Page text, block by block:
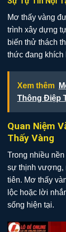
Mơ thấy vàng
trình xây dựng
biến thử thách
thức đang khích
Xem thêm
Thông Điệp
Quan Niệm
Thấy Vàng
Trong nhiều
sự thịnh vượng,
tiên. Mơ thấy
lộc hoặc lời
sống hiện tại.